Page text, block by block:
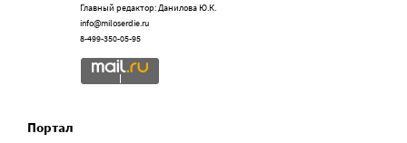
Главный редактор: Данилова Ю.К.
info@miloserdie.ru
8-499-350-05-95
Портал